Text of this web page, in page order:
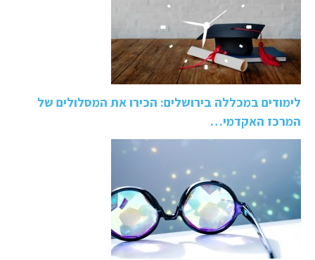
לימודים במכללה בירושלים: הכירו את המסלולים של
המרכז האקדמי…